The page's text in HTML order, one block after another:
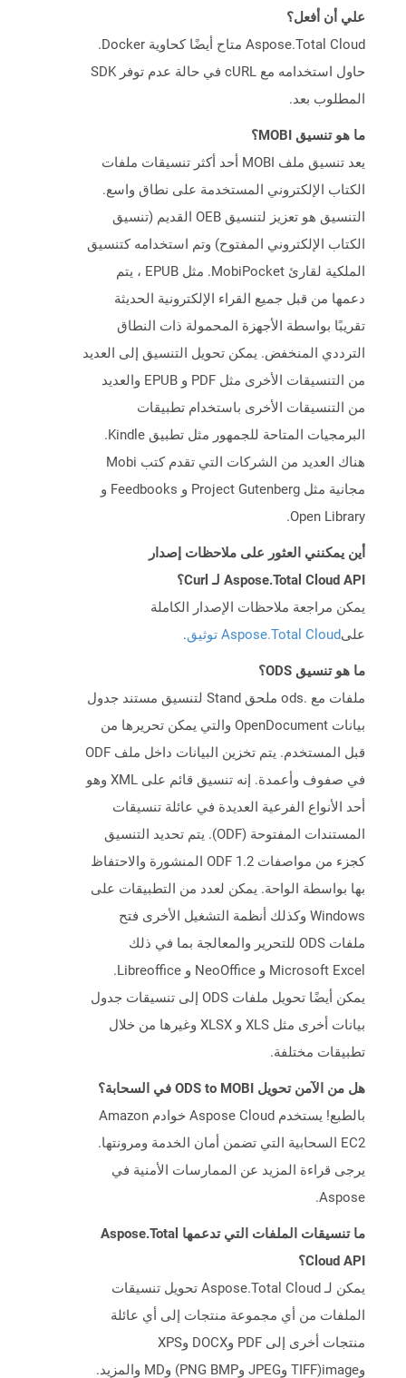
علي أن أفعل؟
Aspose.Total Cloud متاح أيضًا كحاوية Docker.
حاول استخدامه مع cURL في حالة عدم توفر SDK
المطلوب بعد.
ما هو تنسيق MOBI؟
يعد تنسيق ملف MOBI أحد أكثر تنسيقات ملفات
الكتاب الإلكتروني المستخدمة على نطاق واسع.
التنسيق هو تعزيز لتنسيق OEB القديم (تنسيق
الكتاب الإلكتروني المفتوح) وتم استخدامه كتنسيق
الملكية لقارئ MobiPocket. مثل EPUB ، يتم
دعمها من قبل جميع القراء الإلكترونية الحديثة
تقريبًا بواسطة الأجهزة المحمولة ذات النطاق
الترددي المنخفض. يمكن تحويل التنسيق إلى العديد
من التنسيقات الأخرى مثل PDF و EPUB والعديد
من التنسيقات الأخرى باستخدام تطبيقات
البرمجيات المتاحة للجمهور مثل تطبيق Kindle.
هناك العديد من الشركات التي تقدم كتب Mobi
مجانية مثل Project Gutenberg و Feedbooks و
Open Library.
أين يمكنني العثور على ملاحظات إصدار
Aspose.Total Cloud API لـ Curl؟
يمكن مراجعة ملاحظات الإصدار الكاملة
علىAspose.Total Cloud توثيق .
ما هو تنسيق ODS؟
ملفات مع .ods ملحق Stand لتنسيق مستند جدول
بيانات OpenDocument والتي يمكن تحريرها من
قبل المستخدم. يتم تخزين البيانات داخل ملف ODF
في صفوف وأعمدة. إنه تنسيق قائم على XML وهو
أحد الأنواع الفرعية العديدة في عائلة تنسيقات
المستندات المفتوحة (ODF). يتم تحديد التنسيق
كجزء من مواصفات ODF 1.2 المنشورة والاحتفاظ
بها بواسطة الواحة. يمكن لعدد من التطبيقات على
Windows وكذلك أنظمة التشغيل الأخرى فتح
ملفات ODS للتحرير والمعالجة بما في ذلك
Microsoft Excel و NeoOffice و Libreoffice.
يمكن أيضًا تحويل ملفات ODS إلى تنسيقات جدول
بيانات أخرى مثل XLS و XLSX وغيرها من خلال
تطبيقات مختلفة.
هل من الآمن تحويل ODS to MOBI في السحابة؟
بالطبع! يستخدم Aspose Cloud خوادم Amazon
EC2 السحابية التي تضمن أمان الخدمة ومرونتها.
يرجى قراءة المزيد عن الممارسات الأمنية في
Aspose.
ما تنسيقات الملفات التي تدعمها Aspose.Total
Cloud API؟
يمكن لـ Aspose.Total Cloud تحويل تنسيقات
الملفات من أي مجموعة منتجات إلى أي عائلة
منتجات أخرى إلى PDF وDOCX وXPS
وimage(TIFF وJPEG وPNG BMP) وMD والمزيد.